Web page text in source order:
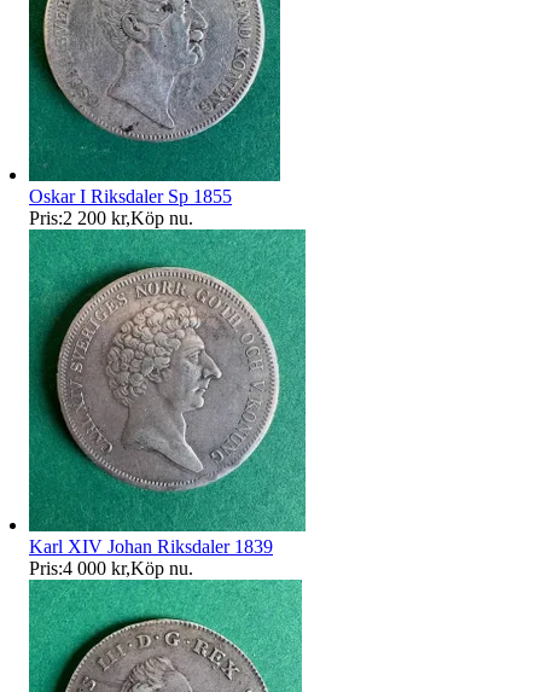
Oskar I Riksdaler Sp 1855
Pris:2 200 kr,Köp nu.
Karl XIV Johan Riksdaler 1839
Pris:4 000 kr,Köp nu.